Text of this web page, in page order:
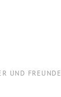
UND FREUNDE